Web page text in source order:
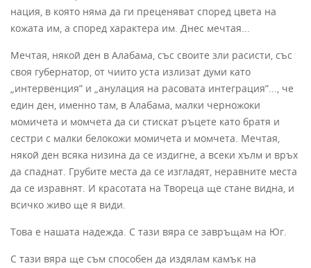
нация, в която няма да ги преценяват според цвета на
кожата им, а според характера им. Днес мечтая...
Мечтая, някой ден в Алабама, със своите зли расисти, със
своя губернатор, от чиито уста излизат думи като
„интервенция” и „анулация на расовата интеграция”..., че
един ден, именно там, в Алабама, малки черножоки
момичета и момчета да си стискат ръцете като братя и
сестри с малки белокожи момичета и момчета. Мечтая,
някой ден всяка низина да се издигне, а всеки хълм и връх
да спаднат. Грубите места да се изгладят, неравните места
да се изравнят. И красотата на Твореца ще стане видна, и
всичко живо ще я види.
Това е нашата надежда. С тази вяра се завръщам на Юг.
С тази вяра ще съм способен да издялам камък на